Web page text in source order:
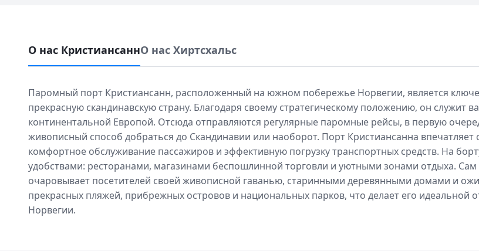
О нас КристиансаннО нас Хиртсхальс
Паромный порт Кристиансанн, расположенный на южном побережье Норвегии, является
прекрасную скандинавскую страну. Благодаря своему стратегическому положению, он
континентальной Европой. Отсюда отправляются регулярные паромные рейсы, в первую
живописный способ добраться до Скандинавии или наоборот. Порт Кристиансанна
комфортное обслуживание пассажиров и эффективную погрузку транспортных средств. На
удобствами: ресторанами, магазинами беспошлинной торговли и уютными зонами отдыха.
очаровывает посетителей своей живописной гаванью, старинными деревянными домами и
прекрасных пляжей, прибрежных островов и национальных парков, что делает его
Норвегии.